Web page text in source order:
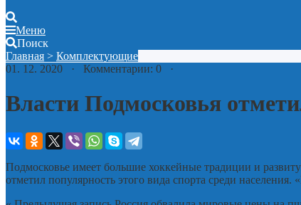
Меню
Поиск
Главная > Комплектующие
01. 12. 2020 · Комментарии: 0 ·
Власти Подмосковья
Подмосковье имеет большие хоккейные традиции и
отметил популярность этого вида спорта среди